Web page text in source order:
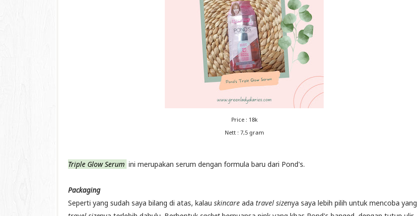
Price : 18k
Nett : 7,5 gram
Triple Glow Serum ini merupakan serum dengan formula baru dari Pond's.
Packaging
Seperti yang sudah saya bilang di atas, kalau skincare ada travel sizenya saya lebih pilih untuk mencoba yang